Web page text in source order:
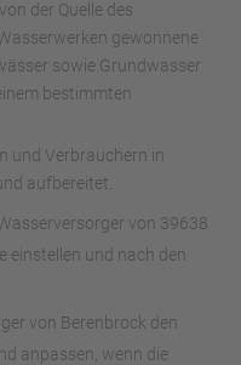
der Quelle des
gewonnene
sowie Grundwasser
bestimmten
und Verbrauchern in
aufbereitet.
von 39638
einstellen und nach den
von Berenbrock den
anpassen, wenn die